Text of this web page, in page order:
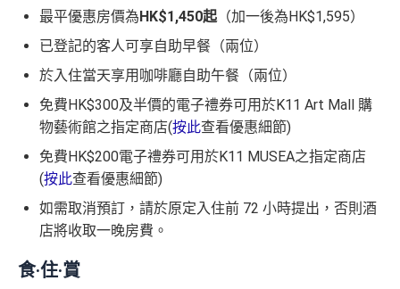
最平優惠房價為HK$1,450起（加一後為HK$1,595）
已登記的客人可享自助早餐（兩位）
於入住當天享用咖啡廳自助午餐（兩位）
免費HK$300及半價的電子禮券可用於K11 Art Mall 購
物藝術館之指定商店(按此查看優惠細節)
免費HK$200電子禮券可用於K11 MUSEA之指定商店
(按此查看優惠細節)
如需取消預訂，請於原定入住前 72 小時提出，否則酒
店將收取一晚房費。
食‧住‧賞